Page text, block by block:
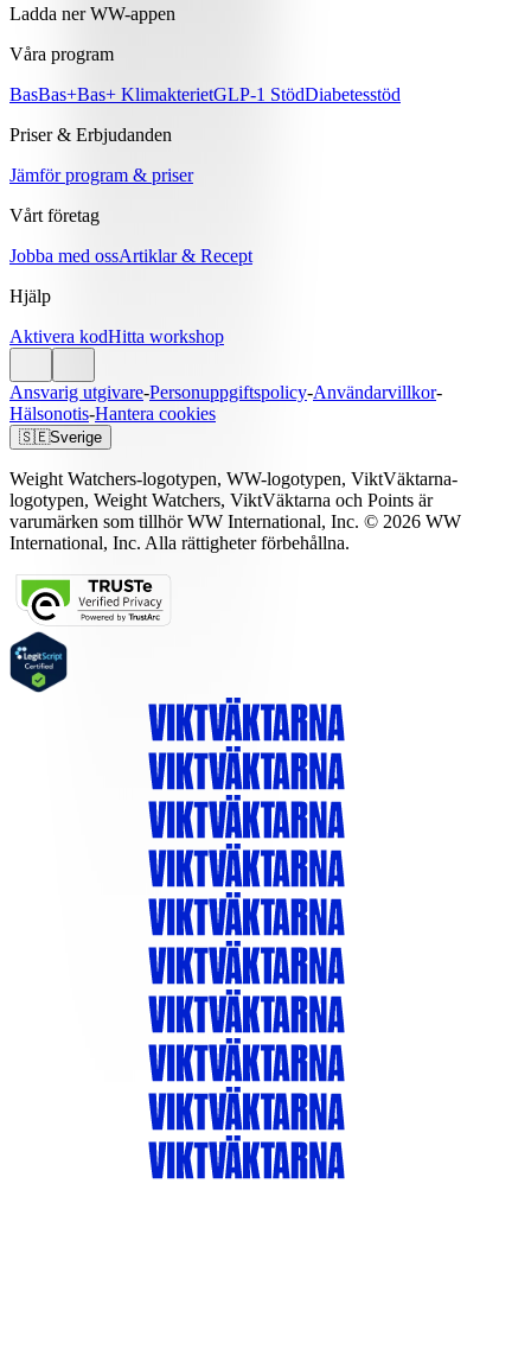
Ladda ner WW-appen
Våra program
BasBas+Bas+ KlimakterietGLP-1 StödDiabetesstöd
Priser & Erbjudanden
Jämför program & priser
Vårt företag
Jobba med ossArtiklar & Recept
Hjälp
Aktivera kodHitta workshop
Ansvarig utgivare-Personuppgiftspolicy-Användarvillkor-
Hälsonotis-Hantera cookies
🇸🇪Sverige
Weight Watchers-logotypen, WW-logotypen, ViktVäktarna-
logotypen, Weight Watchers, ViktVäktarna och Points är
varumärken som tillhör WW International, Inc. © 2026 WW
International, Inc. Alla rättigheter förbehållna.